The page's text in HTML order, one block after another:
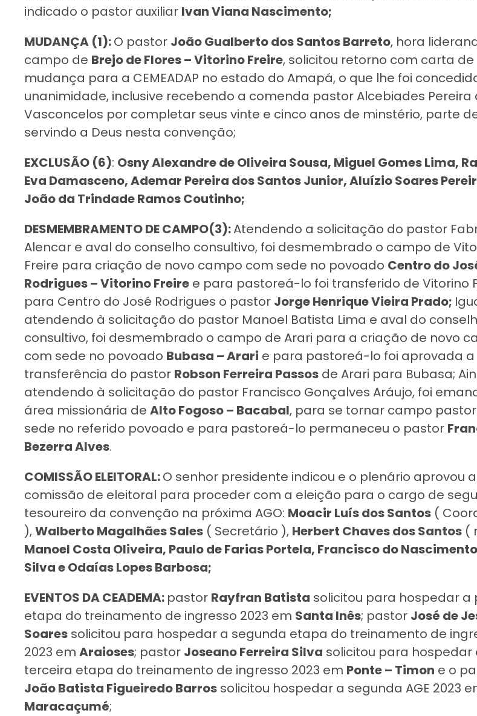
indicado o pastor auxiliar Ivan Viana Nascimento;
MUDANÇA (1):O pastor João Gualberto dos Santos Barreto, hora
campo de Brejo de Flores – Vitorino Freire, solicitou retorno com carta de
mudança para a CEMEADAP no estado do Amapá, o que lhe foi
unanimidade, inclusive recebendo a comenda pastor Alcebiades Pereira
Vasconcelos por completar seus vinte e cinco anos de minstério, parte
servindo a Deus nesta convenção;
EXCLUSÃO (6): Osny Alexandre de Oliveira Sousa, Miguel Gomes Lima,
Eva Damasceno, Ademar Pereira dos Santos Junior, Aluízio Soares
João da Trindade Ramos Coutinho;
DESMEMBRAMENTO DE CAMPO(3):Atendendo a solicitação do pastor
Alencar e aval do conselho consultivo, foi desmembrado o campo de
Freire para criação de novo campo com sede no povoado Centro do
Rodrigues – Vitorino Freire e para pastoreá-lo foi transferido de Vitorino
para Centro do José Rodrigues o pastor Jorge Henrique Vieira Prado;
atendendo à solicitação do pastor Manoel Batista Lima e aval do
consultivo, foi desmembrado o campo de Arari para a criação de novo
com sede no povoado Bubasa – Arari e para pastoreá-lo foi aprovada a
transferência do pastor Robson Ferreira Passos de Arari para Bubasa;
atendendo à solicitação do pastor Francisco Gonçalves Aráujo, foi
área missionária de Alto Fogoso – Bacabal, para se tornar campo
sede no referido povoado e para pastoreá-lo permaneceu o pastor
Bezerra Alves.
COMISSÃO ELEITORAL:O senhor presidente indicou e o plenário aprovou a
comissão de eleitoral para proceder com a eleição para o cargo de
tesoureiro da convenção na próxima AGO: Moacir Luís dos Santos (
),Walberto Magalhães Sales ( Secretário ), Herbert Chaves dos Santos (
Manoel Costa Oliveira, Paulo de Farias Portela, Francisco do
Silva e Odaías Lopes Barbosa;
EVENTOS DA CEADEMA: pastor Rayfran Batista solicitou para hospedar a
etapa do treinamento de ingresso 2023 em Santa Inês; pastor José de
Soares solicitou para hospedar a segunda etapa do treinamento de
2023 em Araioses; pastor Joseano Ferreira Silva solicitou para hospedar
terceira etapa do treinamento de ingresso 2023 em Ponte – Timon e o
João Batista Figueiredo Barros solicitou hospedar a segunda AGE 2023
Maracaçumé;